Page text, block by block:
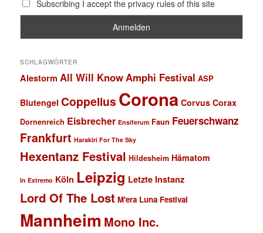
Subscribing I accept the privacy rules of this site
SCHLAGWÖRTER
Alestorm All Will KnowAmphi Festival ASP
Blutengel Coppelius Corona Corvus Corax
Dornenreich Eisbrecher Ensiferum Faun Feuerschwanz
Frankfurt Harakiri For The Sky
Hexentanz Festival Hildesheim Hämatom
In Extremo Köln Leipzig Letzte Instanz
Lord Of The Lost M'era Luna Festival
Mannheim Mono Inc.